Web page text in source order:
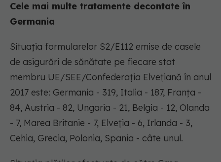
Cele mai multe tratamente decontate în
Germania
Situaţia formularelor S2/E112 emise de casele
de asigurări de sănătate pe fiecare stat
membru UE/SEE/Confederaţia Elveţiană în anul
2017 este: Germania - 319, Italia - 187, Franţa -
84, Austria - 82, Ungaria - 21, Belgia - 12, Olanda
- 7, Marea Britanie - 7, Elveţia - 6, Irlanda - 3,
Cehia, Grecia, Polonia, Spania - câte unul.